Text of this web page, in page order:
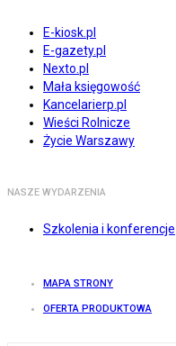
E-kiosk.pl
E-gazety.pl
Nexto.pl
Mała księgowość
Kancelarierp.pl
Wieści Rolnicze
Życie Warszawy
NASZE WYDARZENIA
Szkolenia i konferencje
MAPA STRONY
OFERTA PRODUKTOWA